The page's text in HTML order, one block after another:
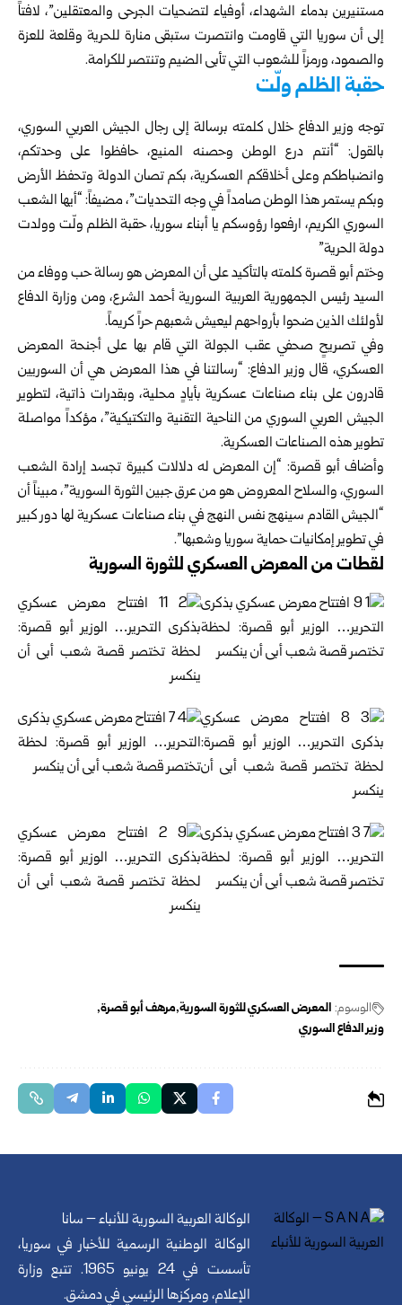
مستنيرين بدماء الشهداء، أوفياء لتضحيات الجرحى والمعتقلين”، لافتاً
إلى أن سوريا التي قاومت وانتصرت ستبقى منارة للحرية وقلعة للعزة
والصمود، ورمزاً للشعوب التي تأبى الضيم وتنتصر للكرامة.
حقبة الظلم ولّت
توجه وزير الدفاع خلال كلمته برسالة إلى رجال الجيش العربي السوري،
بالقول: “أنتم درع الوطن وحصنه المنيع، حافظوا على وحدتكم،
وانضباطكم وعلى أخلاقكم العسكرية، بكم تصان الدولة وتحفظ الأرض
وبكم يستمر هذا الوطن صامداً في وجه التحديات”، مضيفاً: “أيها الشعب
السوري الكريم، ارفعوا رؤوسكم يا أبناء سوريا، حقبة الظلم ولّت وولدت
دولة الحرية”
وختم أبو قصرة كلمته بالتأكيد على أن المعرض هو رسالة حب ووفاء من
السيد رئيس الجمهورية العربية السوريةأحمد الشرع، ومن وزارة الدفاع
لأولئك الذين ضحوا بأرواحهم ليعيش شعبهم حراً كريماً.
وفي تصريحٍ صحفي عقب الجولة التي قام بها على أجنحة المعرض
العسكري، قال وزير الدفاع: “رسالتنا في هذا المعرض هي أن السوريين
قادرون على بناء صناعات عسكرية بأيادٍ محلية، وبقدرات ذاتية، لتطوير
الجيش العربي السوري من الناحية التقنية والتكتيكية”، مؤكداً مواصلة
تطوير هذه الصناعات العسكرية.
وأضاف أبو قصرة: “إن المعرض له دلالات كبيرة تجسد إرادة الشعب
السوري، والسلاح المعروض هو من عرق جبين الثورة السورية”، مبيناً أن
“الجيش القادم سينهج نفس النهج في بناء صناعات عسكرية لها دور كبير
في تطوير إمكانيات حماية سوريا وشعبها”.
لقطات من المعرض العسكري للثورة السورية
الوسوم: المعرض العسكري للثورة السورية مرهف أبو قصرة
وزير الدفاع السوري
الوكالة العربية السورية للأنباء – سانا
الوكالة الوطنية الرسمية للأخبار في سوريا،
تأسست في 24 يونيو 1965. تتبع وزارة
الإعلام، ومركزها الرئيسي في دمشق.